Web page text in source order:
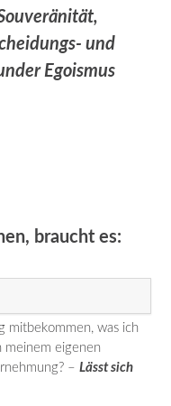
und
Egoismus
braucht es:
mitbekommen, was ich
meinem eigenen
– Lässt sich